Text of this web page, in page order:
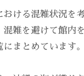
ける混雑状況を
雑を避けて館内
まとめています。